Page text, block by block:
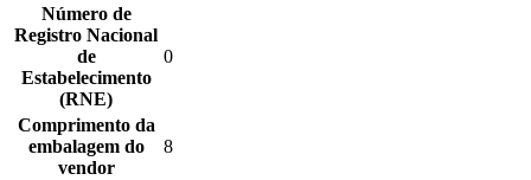
Número de
Registro Nacional
de
Estabelecimento
(RNE)
0
Comprimento da
embalagem do
vendor
8